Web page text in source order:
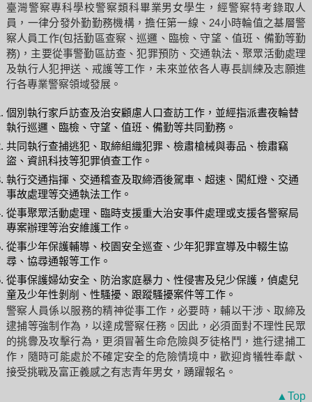
臺灣警察專科學校警察類科畢業男女學生，經警察特考錄取人
員，一律分發外勤勤務機構，擔任第一線、24小時輪值之基層警
察人員工作(包括勤區查察、巡邏、臨檢、守望、值班、備勤等勤
務)，主要從事警勤區訪查、犯罪預防、交通執法、聚眾活動處理
及執行人犯押送、戒護等工作，未來並依各人專長訓練及志願進
行各專業警察領域發展。
個別執行家戶訪查及治安顧慮人口查訪工作，並經指派晝夜輪替
執行巡邏、臨檢、守望、值班、備勤等共同勤務。
共同執行查捕逃犯、取締組織犯罪、檢肅槍械與毒品、檢肅竊
盜、資訊科技等犯罪偵查工作。
執行交通指揮、交通稽查及取締酒後駕車、超速、闖紅燈、交通
事故處理等交通執法工作。
從事聚眾活動處理、臨時支援重大治安事件處理或支援各警察局
專案辦理等治安維護工作。
從事少年保護輔導、校園安全巡查、少年犯罪宣導及中輟生協
尋、協尋通報等工作。
從事保護婦幼安全、防治家庭暴力、性侵害及兒少保護，偵處兒
童及少年性剝削、性騷擾、跟蹤騷擾案件等工作。
警察人員係以服務的精神從事工作，必要時，輔以干涉、取締及
逮捕等強制作為，以達成警察任務。因此，必須面對不理性民眾
的挑釁及攻擊行為，更須冒著生命危險與歹徒格鬥，進行逮捕工
作，隨時可能處於不確定安全的危險情境中，歡迎肯犠牲奉獻、
接受挑戰及富正義感之有志青年男女，踴躍報名。
▲Top